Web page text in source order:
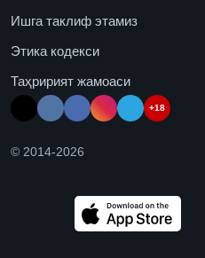
Ишга таклиф этамиз
Этика кодекси
Таҳририят жамоаси
+18
© 2014-2026